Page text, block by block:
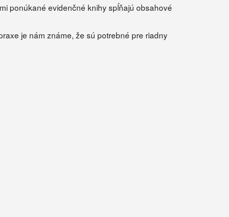
ponúkané evidenčné knihy spĺňajú obsahové
je nám známe, že sú potrebné pre riadny